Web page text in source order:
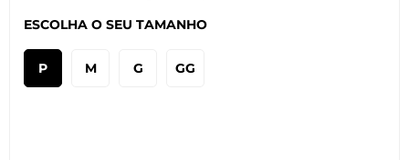
ESCOLHA O SEU TAMANHO
P M G GG